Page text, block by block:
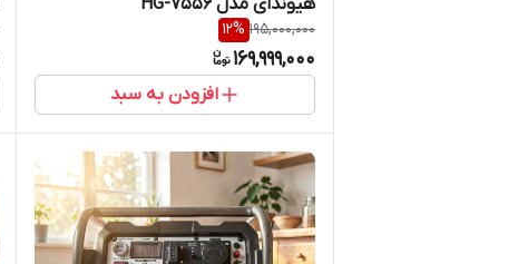
هیوندای مدل HG-7556
195,000,000
12%
169,999,000
افزودن به سبد